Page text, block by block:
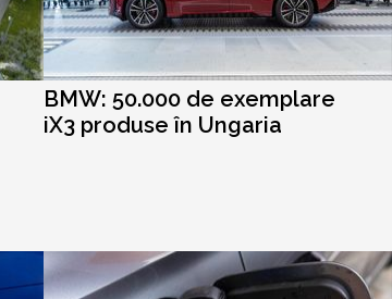
BMW: 50.000 de exemplare
iX3 produse în Ungaria